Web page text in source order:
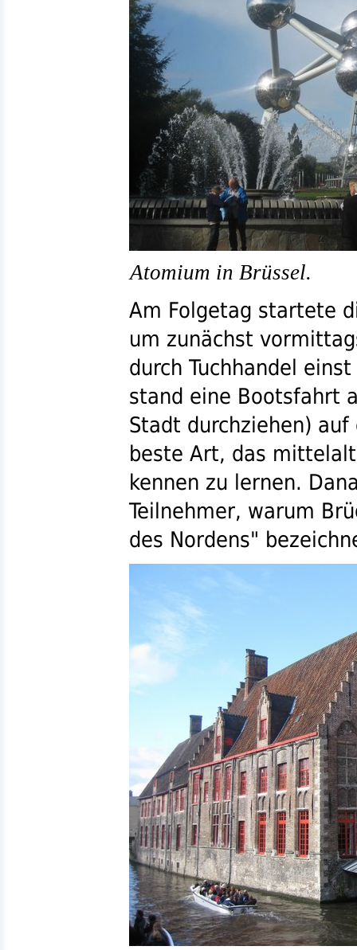
Atomium in Brüssel.
Am Folgetag startete
um zunächst
durch Tuchhandel
stand eine Bootsfahrt
Stadt durchziehen)
beste Art, das
kennen zu lernen.
Teilnehmer, warum
des Nordens"